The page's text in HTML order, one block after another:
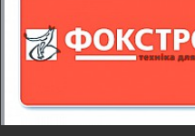
пультов управления, стендов. —
Поставку промышленного
оборудования, аппаратуры,
оформлением
протоколов качества.